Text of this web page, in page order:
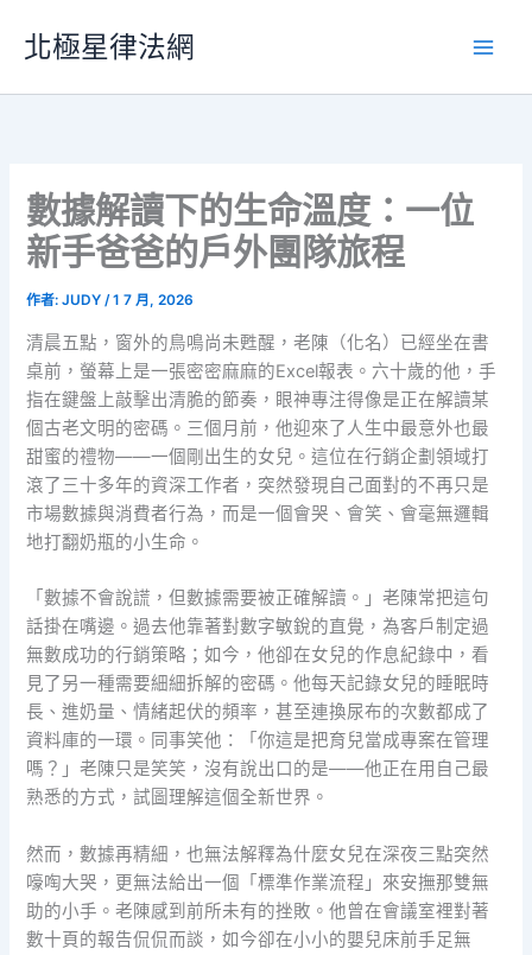
要
北極星律法網
數據解讀下的生命溫度：一位
新手爸爸的戶外團隊旅程
作者:JUDY/1 7 月, 2026
清晨五點，窗外的鳥鳴尚未甦醒，老陳（化名）已經坐在書
桌前，螢幕上是一張密密麻麻的Excel報表。六十歲的他，手
指在鍵盤上敲擊出清脆的節奏，眼神專注得像是正在解讀某
個古老文明的密碼。三個月前，他迎來了人生中最意外也最
甜蜜的禮物——一個剛出生的女兒。這位在行銷企劃領域打
滾了三十多年的資深工作者，突然發現自己面對的不再只是
市場數據與消費者行為，而是一個會哭、會笑、會毫無邏輯
地打翻奶瓶的小生命。
「數據不會說謊，但數據需要被正確解讀。」老陳常把這句
話掛在嘴邊。過去他靠著對數字敏銳的直覺，為客戶制定過
無數成功的行銷策略；如今，他卻在女兒的作息紀錄中，看
見了另一種需要細細拆解的密碼。他每天記錄女兒的睡眠時
長、進奶量、情緒起伏的頻率，甚至連換尿布的次數都成了
資料庫的一環。同事笑他：「你這是把育兒當成專案在管理
嗎？」老陳只是笑笑，沒有說出口的是——他正在用自己最
熟悉的方式，試圖理解這個全新世界。
然而，數據再精細，也無法解釋為什麼女兒在深夜三點突然
嚎啕大哭，更無法給出一個「標準作業流程」來安撫那雙無
助的小手。老陳感到前所未有的挫敗。他曾在會議室裡對著
數十頁的報告侃侃而談，如今卻在小小的嬰兒床前手足無